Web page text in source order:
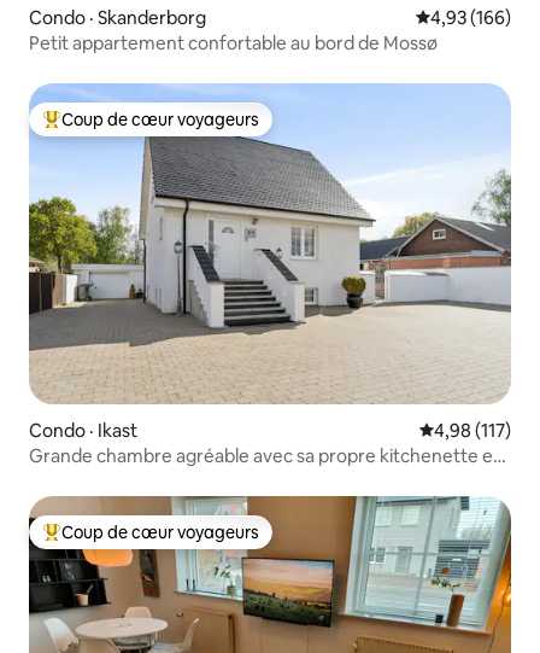
Condo · Skanderborg Note
4,93 (166)
Petit appartement confortable au bord de Mossø
Coup de cœur voyageurs parmi les plus aimés
Coup de cœur voyageurs
Condo · Ikast Note
4,98 (117)
Grande chambre agréable avec sa propre kitchenette et
Coup de cœur voyageurs parmi les plus aimés
Coup de cœur voyageurs